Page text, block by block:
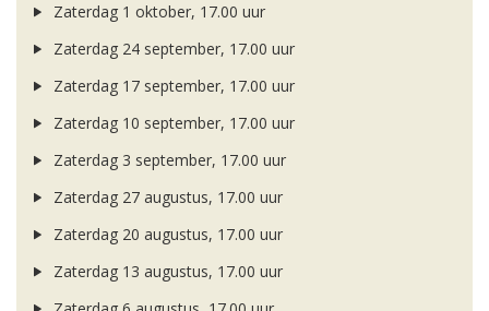
Zaterdag 1 oktober, 17.00 uur
Zaterdag 24 september, 17.00 uur
Zaterdag 17 september, 17.00 uur
Zaterdag 10 september, 17.00 uur
Zaterdag 3 september, 17.00 uur
Zaterdag 27 augustus, 17.00 uur
Zaterdag 20 augustus, 17.00 uur
Zaterdag 13 augustus, 17.00 uur